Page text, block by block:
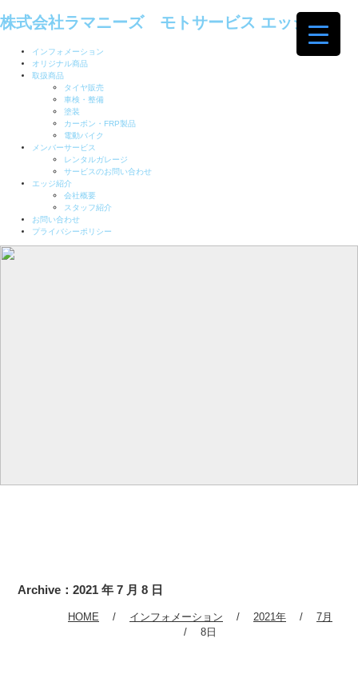
株式会社ラマニーズ モトサービス エッジ
インフォメーション
オリジナル商品
取扱商品
タイヤ販売
車検・整備
塗装
カーボン・FRP製品
電動バイク
メンバーサービス
レンタルガレージ
サービスのお問い合わせ
エッジ紹介
会社概要
スタッフ紹介
お問い合わせ
プライバシーポリシー
Archive：2021 年 7 月 8 日
HOME インフォメーション 2021年
7月
8日